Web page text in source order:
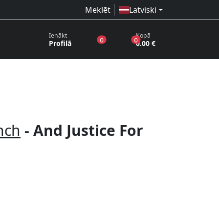
Meklēt Latviski
Ienākt
Profilā 0produkti vēlmju sarakstā
0produkti grozā
Kopā
0.00 €
- And Justice For